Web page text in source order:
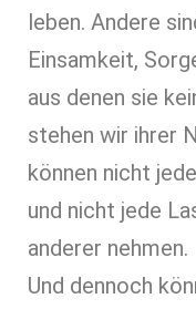
leben. Andere
Einsamkeit,
aus denen sie
stehen wir ihrer
können nicht
und nicht jede
anderer nehmen.
Und dennoch